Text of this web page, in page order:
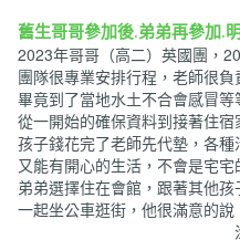
舊生哥哥參加後.弟弟再參加.
2023年哥哥（高二）英國團，
團隊很專業安排行程，老師很負
畢竟到了當地水土不合會感冒等
從一開始的確保資料到接著住宿
孩子錢花完了老師先代墊，各
又能有開心的生活，不會是宅宅
弟弟選擇住在會館，跟著其他孩
一起坐公車逛街，他很滿意的
涂媽